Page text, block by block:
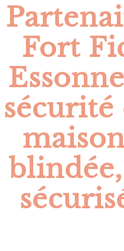
Fort
sécurité